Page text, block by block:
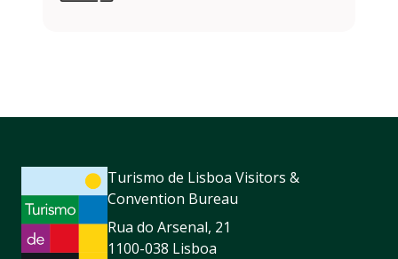
Turismo de Lisboa Visitors &
Convention Bureau
Rua do Arsenal, 21
1100-038 Lisboa